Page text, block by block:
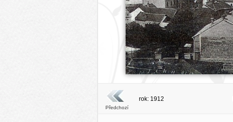
Předchozí
rok: 1912